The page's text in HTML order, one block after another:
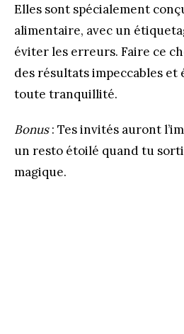
Elles sont spécialement
alimentaire, avec un
éviter les erreurs. Faire ce
des résultats impeccables et
toute tranquillité.
Bonus: Tes invités auront
un resto étoilé quand tu
magique.